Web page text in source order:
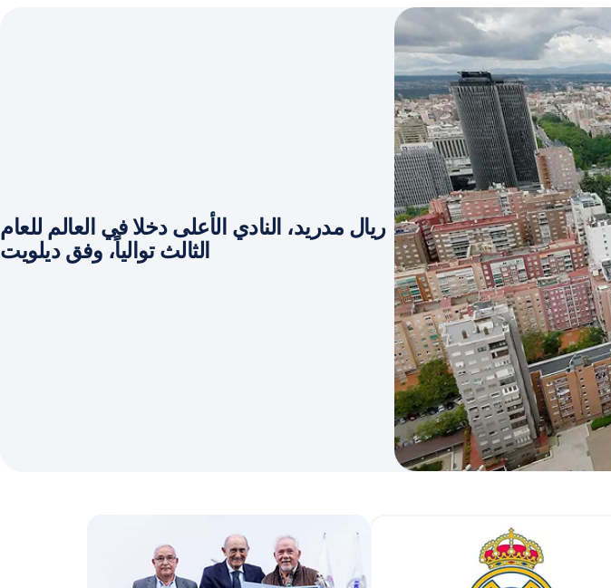
ريال مدريد، النادي الأعلى دخلا في العالم للعام
الثالث توالياً، وفق ديلويت